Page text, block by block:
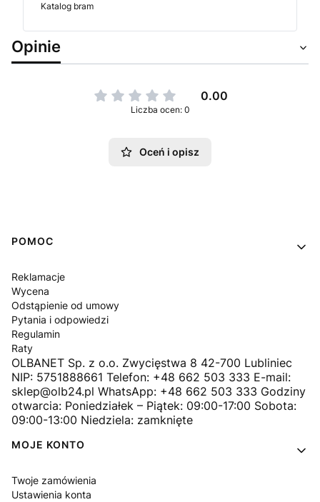
Katalog bram
Opinie
0.00
Liczba ocen: 0
Oceń i opisz
Linki w stopce
POMOC
Reklamacje
Wycena
Odstąpienie od umowy
Pytania i odpowiedzi
Regulamin
Raty
OLBANET Sp. z o.o. Zwycięstwa 8 42-700 Lubliniec
NIP: 5751888661 Telefon: +48 662 503 333 E-mail:
sklep@olb24.pl WhatsApp: +48 662 503 333 Godziny
otwarcia: Poniedziałek – Piątek: 09:00-17:00 Sobota:
09:00-13:00 Niedziela: zamknięte
MOJE KONTO
Twoje zamówienia
Ustawienia konta